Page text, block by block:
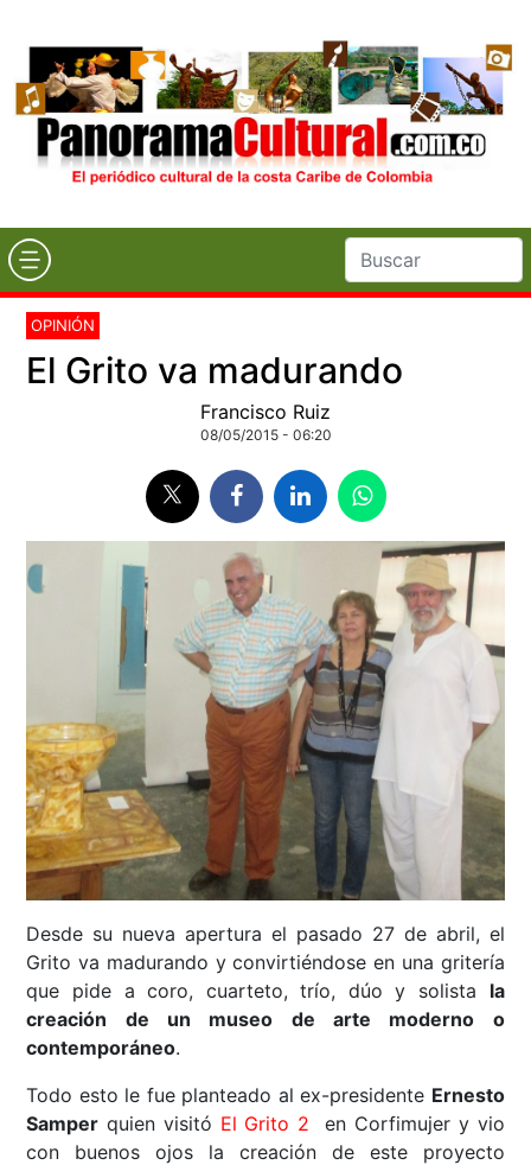
OPINIÓN
El Grito va madurando
Francisco Ruiz
08/05/2015 - 06:20
Desde su nueva apertura el pasado 27 de abril, el
Grito va madurando y convirtiéndose en una gritería
que pide a coro, cuarteto, trío, dúo y solista la
creación de un museo de arte moderno o
contemporáneo.
Todo esto le fue planteado al ex-presidente Ernesto
Samper quien visitó El Grito 2 en Corfimujer y vio
con buenos ojos la creación de este proyecto